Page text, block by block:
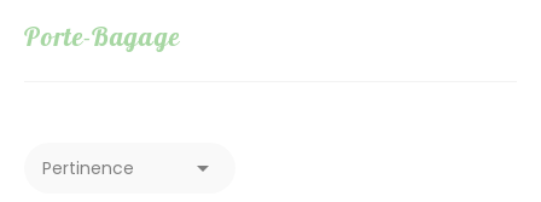
Porte-Bagage
Pertinence 